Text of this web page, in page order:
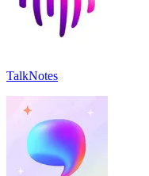
TalkNotes